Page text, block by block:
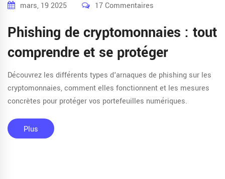
mars, 19 2025 17 Commentaires
Phishing de cryptomonnaies : tout
comprendre et se protéger
Découvrez les différents types d'arnaques de phishing sur les
cryptomonnaies, comment elles fonctionnent et les mesures
concrètes pour protéger vos portefeuilles numériques.
Plus